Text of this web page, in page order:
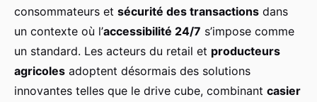
consommateurs et sécurité des transactions dans
un contexte où l’accessibilité 24/7 s’impose comme
un standard. Les acteurs du retail et producteurs
agricoles adoptent désormais des solutions
innovantes telles que le drive cube, combinant casier